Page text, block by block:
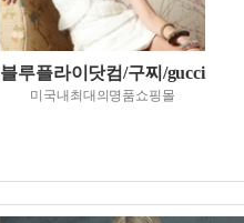
블루플라이닷컴/구찌/gucci
미국내최대의명품쇼핑몰